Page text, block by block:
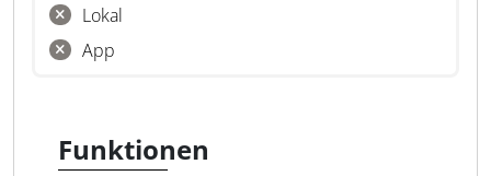
Lokal
App
Funktionen